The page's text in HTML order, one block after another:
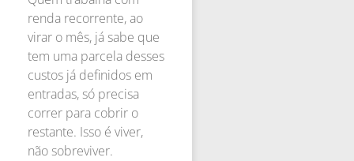
renda recorrente, ao
virar o mês, já sabe que
tem uma parcela desses
custos já definidos em
entradas, só precisa
correr para cobrir o
restante. Isso é viver,
não sobreviver.